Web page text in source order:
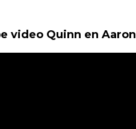
video Quinn en Aaron